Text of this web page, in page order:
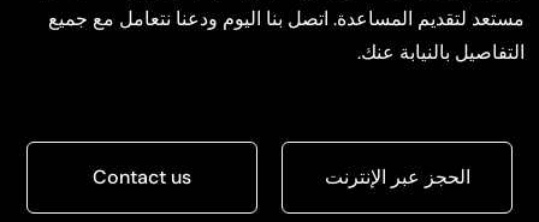
مستعد لتقديم المساعدة. اتصل بنا اليوم ودعنا نتعامل مع جميع
التفاصيل بالنيابة عنك.
الحجز عبر الإنترنت Contact us